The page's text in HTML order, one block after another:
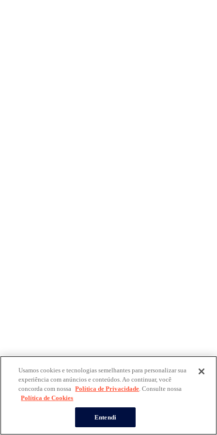
Usamos cookies e tecnologias semelhantes para personalizar sua
experiência com anúncios e conteúdos. Ao continuar, você
concorda com nossa Política de Privacidade. Consulte nossa
Política de Cookies
Entendi